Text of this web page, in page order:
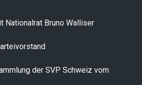
Nationalrat Bruno Walliser
der SVP Schweiz vom